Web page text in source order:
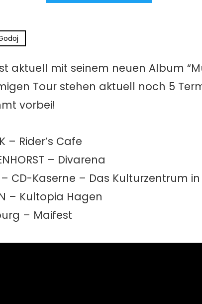
aktuell mit seinem neuen Album
Tour stehen aktuell noch 5
vorbei!
– Rider’s Cafe
– Divarena
– CD-Kaserne – Das Kulturzentrum
– Kultopia Hagen
– Maifest